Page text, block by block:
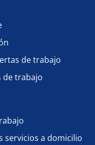
de trabajo
de trabajo
servicios a domicilio